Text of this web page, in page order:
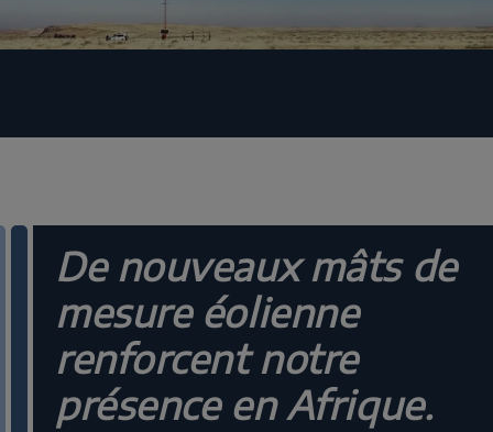
De nouveaux mâts de
mesure éolienne
renforcent notre
présence en Afrique.